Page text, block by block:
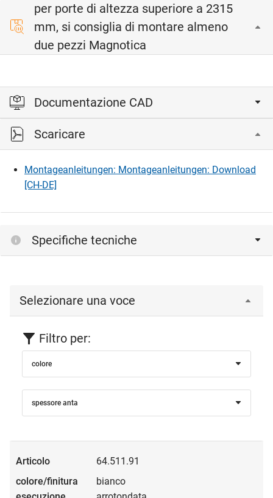
per porte di altezza superiore a 2315
mm, si consiglia di montare almeno
due pezzi Magnotica
Documentazione CAD
Accedi per visualizzare e scaricare i file CAD.
Scaricare
Montageanleitungen: Montageanleitungen: Download
[CH-DE]
Specifiche tecniche
Selezionare una voce
Filtro per:
colore
spessore anta
64.511.91
bianco